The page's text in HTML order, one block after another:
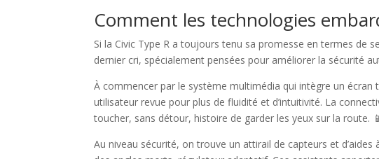
Comment les technologies
Si la Civic Type R a toujours tenu sa promesse en termes de
dernier cri, spécialement pensées pour améliorer la sécurité
À commencer par le système multimédia qui intègre un
utilisateur revue pour plus de fluidité et d’intuitivité. La
toucher, sans détour, histoire de garder les yeux sur la route. 📱
Au niveau sécurité, on trouve un attirail de capteurs et